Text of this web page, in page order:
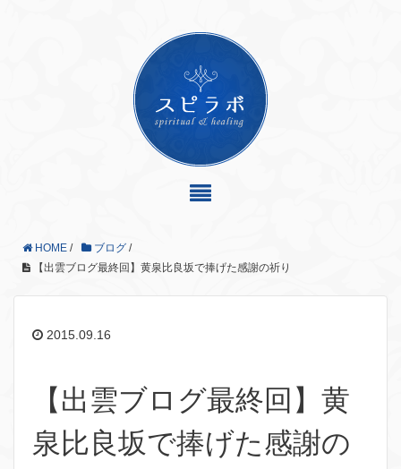
HOME / ブログ /
【出雲ブログ最終回】黄泉比良坂で捧げた感謝の祈り
2015.09.16
【出雲ブログ最終回】黄
泉比良坂で捧げた感謝の